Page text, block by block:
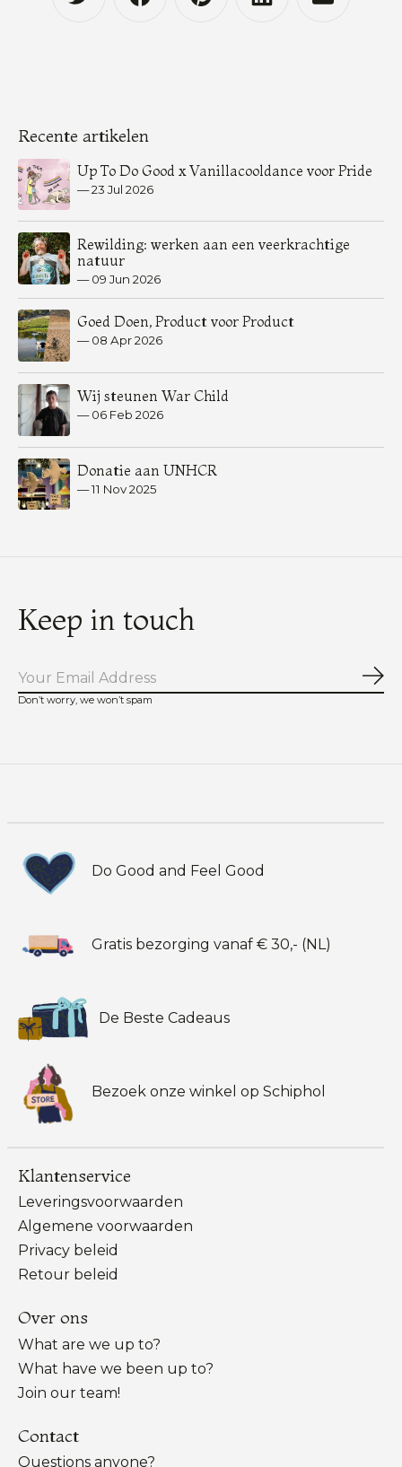
Recente artikelen
Up To Do Good x Vanillacooldance voor Pride
—23 Jul 2026
Rewilding: werken aan een veerkrachtige
natuur
—09 Jun 2026
Goed Doen, Product voor Product
—08 Apr 2026
Wij steunen War Child
—06 Feb 2026
Donatie aan UNHCR
—11 Nov 2025
Keep in touch
Don’t worry, we won’t spam
Do Good and Feel Good
Gratis bezorging vanaf € 30,- (NL)
De Beste Cadeaus
Bezoek onze winkel op Schiphol
Klantenservice
Leveringsvoorwaarden
Algemene voorwaarden
Privacy beleid
Retour beleid
Over ons
What are we up to?
What have we been up to?
Join our team!
Contact
Questions anyone?